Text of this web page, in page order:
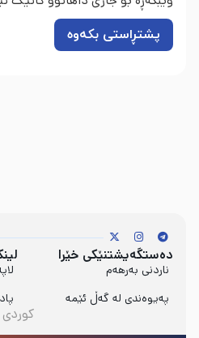
دەستگەیشتنێکی خێرا
ناردنی بەرهەم
پەیوەندی لە گەڵ ئێمە
کوردی